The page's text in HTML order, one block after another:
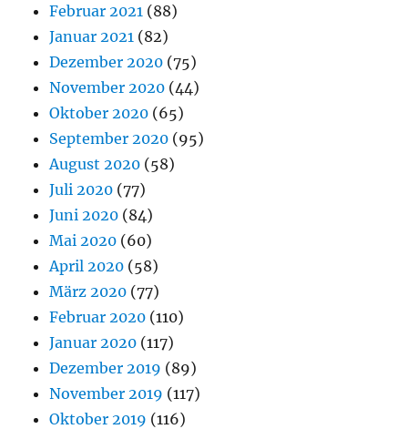
Februar 2021 (88)
Januar 2021 (82)
Dezember 2020 (75)
November 2020 (44)
Oktober 2020 (65)
September 2020 (95)
August 2020 (58)
Juli 2020 (77)
Juni 2020 (84)
Mai 2020 (60)
April 2020 (58)
März 2020 (77)
Februar 2020 (110)
Januar 2020 (117)
Dezember 2019 (89)
November 2019 (117)
Oktober 2019 (116)